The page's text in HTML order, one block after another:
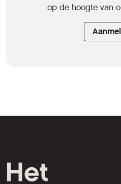
op de hoogte van